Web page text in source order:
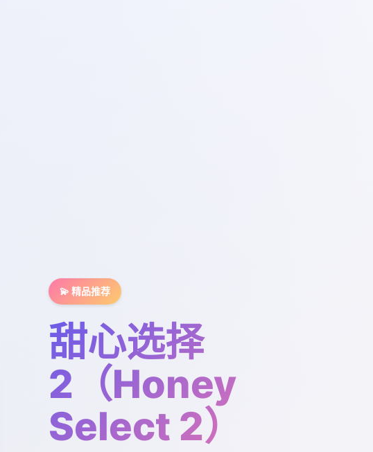
💫 精品推荐
甜心选择
2（Honey
Select 2）